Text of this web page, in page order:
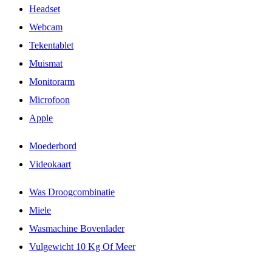
Headset
Webcam
Tekentablet
Muismat
Monitorarm
Microfoon
Apple
Moederbord
Videokaart
Was Droogcombinatie
Miele
Wasmachine Bovenlader
Vulgewicht 10 Kg Of Meer